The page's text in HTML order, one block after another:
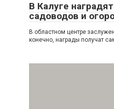
В Калуге
садоводов и
В областном центре
конечно, награды получат